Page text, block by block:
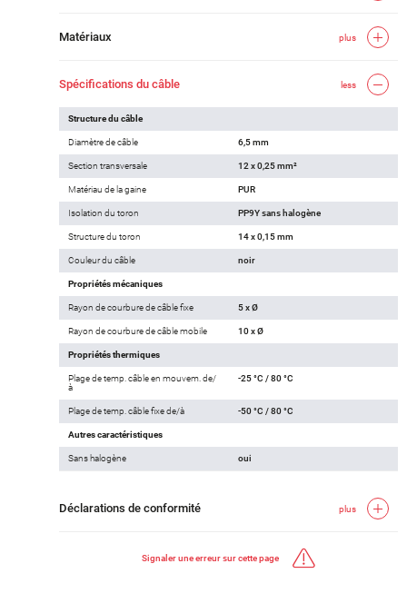
Matériaux plus
Spécifications du câble less
Structure du câble
Diamètre de câble 6,5 mm
Section transversale 12 x 0,25 mm²
Matériau de la gaine PUR
Isolation du toron PP9Y sans halogène
Structure du toron 14 x 0,15 mm
Couleur du câble noir
Propriétés mécaniques
Rayon de courbure de câble fixe 5 x Ø
Rayon de courbure de câble mobile 10 x Ø
Propriétés thermiques
Plage de temp. câble en mouvem. de/
à
-25 °C / 80 °C
Plage de temp. câble fixe de/à -50 °C / 80 °C
Autres caractéristiques
Sans halogène oui
Déclarations de conformité plus
Signaler une erreur sur cette page